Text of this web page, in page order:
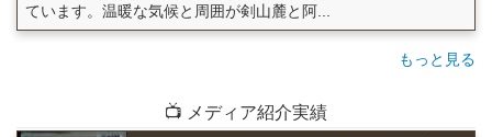
ています。温暖な気候と周囲が剣山麓と阿...
もっと見る
📺 メディア紹介実績